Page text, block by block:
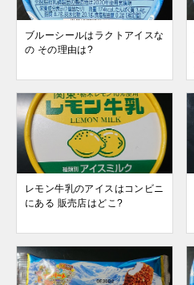
ブルーシールはラクトアイスな
の その理由は?
レモン牛乳のアイスはコンビニ
にある 販売店はどこ?